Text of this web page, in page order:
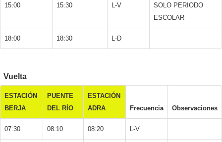
15:00 15:30 L-V
SOLO PERIODO
ESCOLAR
18:00 18:30 L-D
Vuelta
ESTACIÓN
BERJA
PUENTE
DEL RÍO
ESTACIÓN
ADRA
Frecuencia Observaciones
07:30 08:10 08:20 L-V